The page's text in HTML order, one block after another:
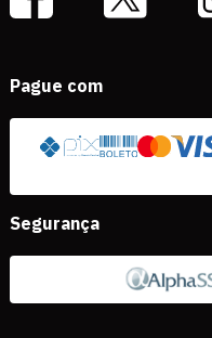
Pague com
Segurança